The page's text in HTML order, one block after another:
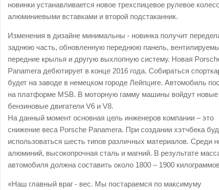
новинки устанавливается новое трехспицевое рулевое
алюминиевыми вставками и второй подстаканник.
Изменения в дизайне минимальны - новинка получит
заднюю часть, обновленную переднюю панель,
передние крылья и другую выхлопную систему. Новая
Panamera дебютирует в конце 2016 года. Собираться
будет на заводе в немецком городе Лейпциге. Автомобиль
на платформе MSB. В моторную гамму машины войдут новые
бензиновые двигатели V6 и V8.
На данный момент основная цель инженеров компании – это
снижение веса Porsche Panamera. При создании хэтчбека
использоваться шесть типов различных материалов. Среди
алюминий, высокопрочная сталь и магний. В результате
автомобиля должна составить около 1800 – 1900
«Наш главный враг - вес. Мы постараемся по максимуму